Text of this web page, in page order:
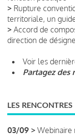
> Rupture
territoriale, un
> Accord de
direction de
Voir les
Partagez des
LES RENCONTRES
03/09 > Webinaire